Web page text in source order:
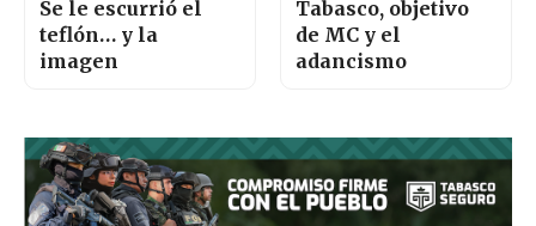
Se le escurrió el
teflón… y la
imagen
Tabasco, objetivo
de MC y el
adancismo